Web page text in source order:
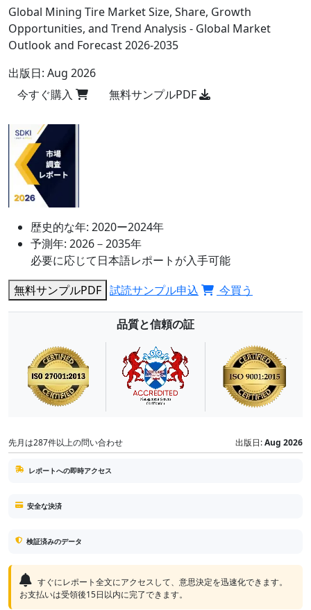
Global Mining Tire Market Size, Share, Growth
Opportunities, and Trend Analysis - Global Market
Outlook and Forecast 2026-2035
出版日: Aug 2026
今すぐ購入
無料サンプルPDF
歴史的な年: 2020ー2024年
予測年: 2026－2035年
必要に応じて日本語レポートが入手可能
無料サンプルPDF 試読サンプル申込 今買う
品質と信頼の証
先月は287件以上の問い合わせ 出版日:Aug 2026
レポートへの即時アクセス
安全な決済
検証済みのデータ
すぐにレポート全文にアクセスして、意思決定を迅速化できます。
お支払いは受領後15日以内に完了できます。